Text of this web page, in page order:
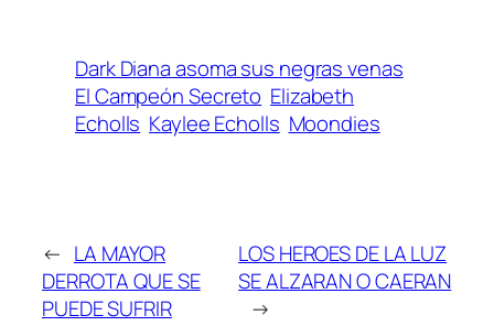
Dark Diana asoma sus negras venas
El Campeón Secreto Elizabeth
Echolls Kaylee Echolls Moondies
← LA MAYOR
DERROTA QUE SE
PUEDE SUFRIR
LOS HEROES DE LA LUZ
SE ALZARAN O CAERAN
→